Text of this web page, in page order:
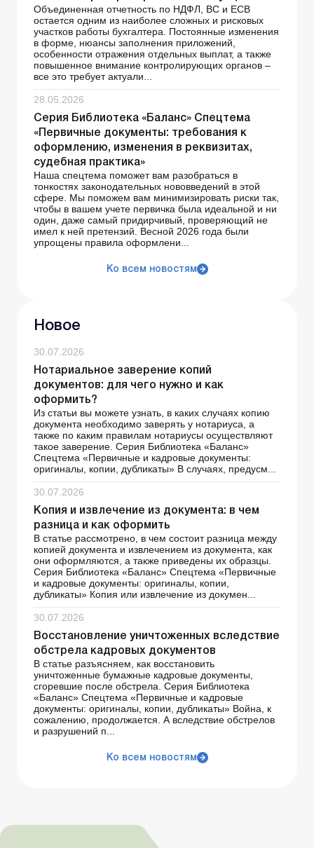
Объединенная отчетность по НДФЛ, ВС и ЕСВ
остается одним из наиболее сложных и рисковых
участков работы бухгалтера. Постоянные изменения
в форме, нюансы заполнения приложений,
особенности отражения отдельных выплат, а также
повышенное внимание контролирующих органов –
все это требует актуали...
28.05.2026
Серия Библиотека «Баланс» Спецтема
«Первичные документы: требования к
оформлению, изменения в реквизитах,
судебная практика»
Наша спецтема поможет вам разобраться в
тонкостях законодательных нововведений в этой
сфере. Мы поможем вам минимизировать риски так,
чтобы в вашем учете первичка была идеальной и ни
один, даже самый придирчивый, проверяющий не
имел к ней претензий. Весной 2026 года были
упрощены правила оформлени...
Ко всем новостям
Новое
30.07.2026
Нотариальное заверение копий
документов: для чего нужно и как
оформить?
Из статьи вы можете узнать, в каких случаях копию
документа необходимо заверять у нотариуса, а
также по каким правилам нотариусы осуществляют
такое заверение. Серия Библиотека «Баланс»
Спецтема «Первичные и кадровые документы:
оригиналы, копии, дубликаты» В случаях, предусм...
30.07.2026
Копия и извлечение из документа: в чем
разница и как оформить
В статье рассмотрено, в чем состоит разница между
копией документа и извлечением из документа, как
они оформляются, а также приведены их образцы.
Серия Библиотека «Баланс» Спецтема «Первичные
и кадровые документы: оригиналы, копии,
дубликаты» Копия или извлечение из докумен...
30.07.2026
Восстановление уничтоженных вследствие
обстрела кадровых документов
В статье разъясняем, как восстановить
уничтоженные бумажные кадровые документы,
сгоревшие после обстрела. Серия Библиотека
«Баланс» Спецтема «Первичные и кадровые
документы: оригиналы, копии, дубликаты» Война, к
сожалению, продолжается. А вследствие обстрелов
и разрушений п...
Ко всем новостям